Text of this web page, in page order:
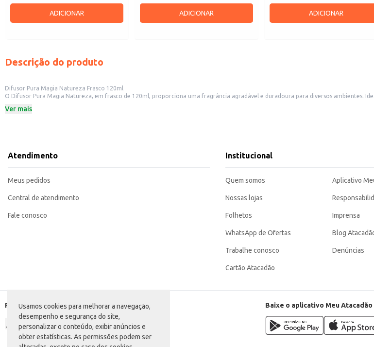
Usamos cookies para melhorar a navegação,
desempenho e segurança do site,
personalizar o conteúdo, exibir anúncios e
obter estatísticas. As permissões podem ser
ADICIONAR ADICIONAR ADICIONAR
Descrição do produto
Difusor Pura Magia Natureza Frasco 120ml
O Difusor Pura Magia Natureza, em frasco de 120ml, proporciona uma fragrância agradável e duradoura para diversos ambientes.
Marca: Pura Magia
O Difusor Pura Magia Natureza oferece praticidade e eficiência na perfumação de ambientes, contribuindo para um clima mais
Ver mais
Atendimento
Meus pedidos
Central de atendimento
Fale conosco
Institucional
Quem somos
Nossas lojas
Folhetos
WhatsApp de Ofertas
Trabalhe conosco
Cartão Atacadão
Aplicativo
Imprensa
Blog
Denúncias
Formas de pagamento Baixe o aplicativo Meu Atacadão